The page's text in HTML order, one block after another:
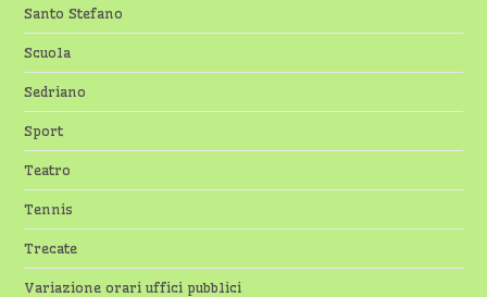
Santo Stefano
Scuola
Sedriano
Sport
Teatro
Tennis
Trecate
Variazione orari uffici pubblici